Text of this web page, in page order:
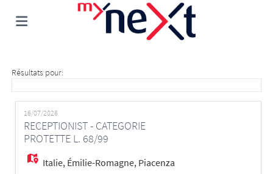
Emplois
Déposez
Résultats pour:
16/07/2026
RECEPTIONIST - CATEGORIE
PROTETTE L. 68/99
Italie, Émilie-Romagne, Piacenza